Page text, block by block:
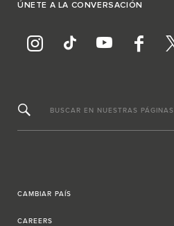
ÚNETE A LA CONVERSACIÓN
BUSCAR EN NUESTRAS PÁGINAS
CAMBIAR PAÍS
CAREERS